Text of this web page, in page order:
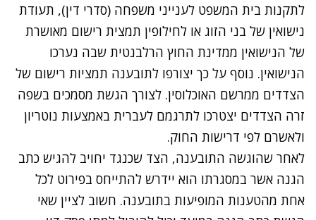
לתקנות בית המשפט לענייני משפחה (סדרי דין), תעודת
נישואין של בני הזוג או לחילופין תמצית רישום מאושרת
של הנישואין ממדינת החוץ הרלבנטית שבה נערכו
הנישואין. נוסף על כך יצורפו לתובענה תמציות רישום של
הצדדים ממרשם האוכלוסין. לצורך הגשת מסמכים בשפה
זרה הצדדים יצטרכו לתרגמם לעברית באמצעות נוטריון
ולאשרם לפי דרישות החוק.
לאחר שהוגשה התובענה, הצד שכנגד יחויב להגיש כתב
הגנה אשר במסגרתו הוא יידרש להתייחס בפירוט לכל
אחת מהטענות המופיעות בתובענה. חשוב לציין שאי